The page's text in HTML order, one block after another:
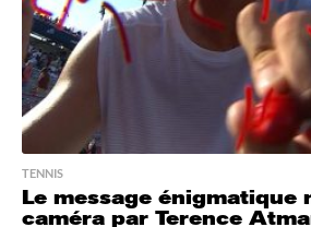
TENNIS
Le message énigmatique
caméra par Terence